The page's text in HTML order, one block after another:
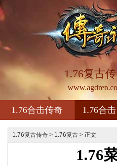
1.76复古
1.76合击传奇 1.76合击
1.76复古传奇 > 1.76复古 > 正文
1.76